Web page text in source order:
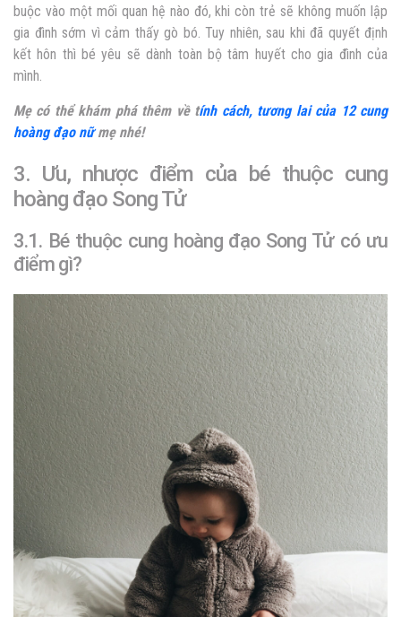
buộc vào một mối quan hệ nào đó, khi còn trẻ sẽ không muốn lập
gia đình sớm vì cảm thấy gò bó. Tuy nhiên, sau khi đã quyết định
kết hôn thì bé yêu sẽ dành toàn bộ tâm huyết cho gia đình của
mình.
Mẹ có thể khám phá thêm về tính cách, tương lai của 12 cung
hoàng đạo nữmẹ nhé!
3. Ưu, nhược điểm của bé thuộc cung
hoàng đạo Song Tử
3.1. Bé thuộc cung hoàng đạo Song Tử có ưu
điểm gì?